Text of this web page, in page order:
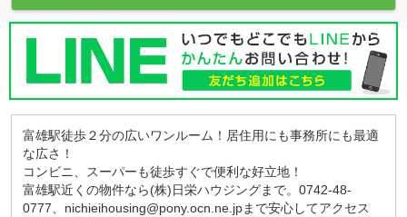
富雄駅徒歩２分の広いワンルーム！居住用にも事務所にも最適
な広さ！
コンビニ、スーパーも徒歩すぐで便利な好立地！
富雄駅近くの物件なら(株)日栄ハウジングまで。0742-48-
0777、nichieihousing@pony.ocn.ne.jpまで安心してアクセス